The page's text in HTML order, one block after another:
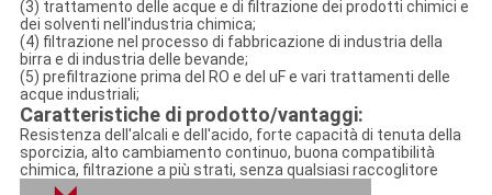
(3) trattamento delle acque e di filtrazione dei prodotti chimici e
dei solventi nell'industria chimica;
(4) filtrazione nel processo di fabbricazione di industria della
birra e di industria delle bevande;
(5) prefiltrazione prima del RO e del uF e vari trattamenti delle
acque industriali;
Caratteristiche di prodotto/vantaggi:
Resistenza dell'alcali e dell'acido, forte capacità di tenuta della
sporcizia, alto cambiamento continuo, buona compatibilità
chimica, filtrazione a più strati, senza qualsiasi raccoglitore